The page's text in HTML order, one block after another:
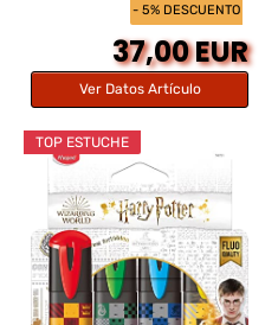
- 5% DESCUENTO
37,00 EUR
Ver Datos Artículo
TOP ESTUCHE